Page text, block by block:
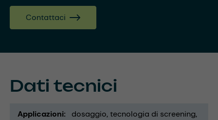
Contattaci
Dati tecnici
Applicazioni dosaggio tecnologia di screening